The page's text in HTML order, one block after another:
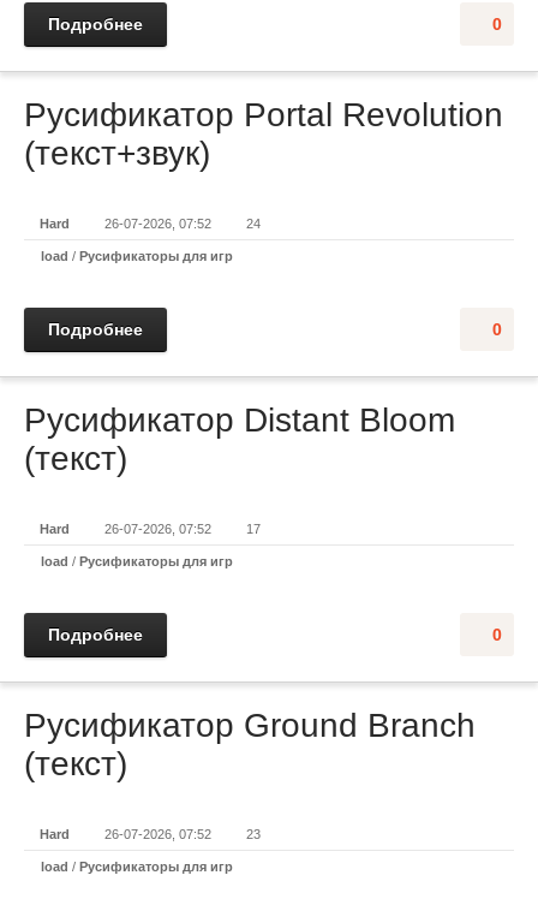
0
Подробнее
Русификатор Portal Revolution
(текст+звук)
Hard 26-07-2026, 07:52 24
load / Русификаторы для игр
0
Подробнее
Русификатор Distant Bloom
(текст)
Hard 26-07-2026, 07:52 17
load / Русификаторы для игр
0
Подробнее
Русификатор Ground Branch
(текст)
Hard 26-07-2026, 07:52 23
load / Русификаторы для игр